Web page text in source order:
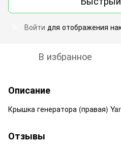
Войти для отображения
В избранное
Описание
Крышка генератора (правая)
Отзывы